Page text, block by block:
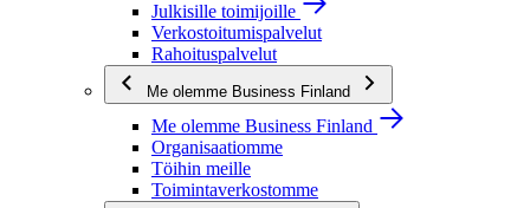
Julkisille toimijoille
Verkostoitumispalvelut
Rahoituspalvelut
Me olemme Business Finland
Me olemme Business Finland
Organisaatiomme
Töihin meille
Toimintaverkostomme